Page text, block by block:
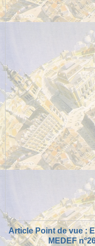
Article Point de vue :
MEDEF